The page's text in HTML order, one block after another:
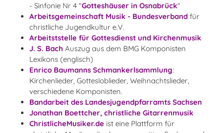
- Sinfonie Nr 4 "Gotteshäuser in Osnabrück"
Arbeitsgemeinschaft Musik - Bundesverband für
christliche Jugendkultur e.V.
Arbeitststelle für Gottesdienst und Kirchenmusik
J. S. Bach Auszug aus dem BMG Komponisten
Lexikons (englisch)
Enrico Baumanns Schmankerlsammlung:
Kirchenlieder, Gottesloblieder, Weihnachtslieder,
verschiedene Komponisten.
Bandarbeit des Landesjugendpfarramts Sachsen
Jonathan Boettcher, christliche Gitarrenmusik
ChristlicheMusiker.de ist eine Plattform für